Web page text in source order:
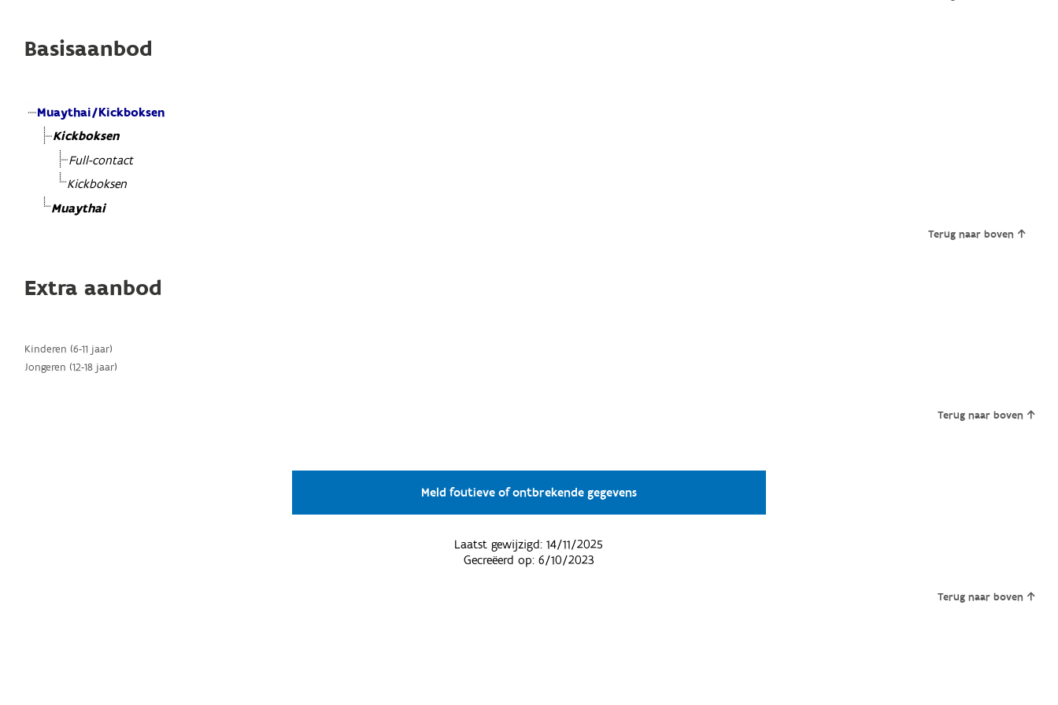
Basisaanbod
Muaythai/Kickboksen
Kickboksen
Full-contact
Kickboksen
Muaythai
Terug naar boven
Extra aanbod
Kinderen (6-11 jaar)
Jongeren (12-18 jaar)
Terug naar boven
Meld foutieve of ontbrekende gegevens
Laatst gewijzigd:14/11/2025
Gecreëerd op: 6/10/2023
Terug naar boven